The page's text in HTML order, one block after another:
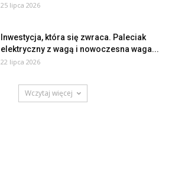
25 lipca 2026
Inwestycja, która się zwraca. Paleciak
elektryczny z wagą i nowoczesna waga...
22 lipca 2026
Wczytaj więcej